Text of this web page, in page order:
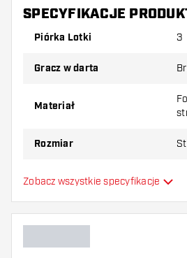
Upewnij się, że masz pod ręką
złamane w wyniku
piórek, aby dowiedzieć się,
SPECYFIKACJE
Piórka Lotki 3
Gracz w darta
Materiał
Rozmiar
Typ
Główny kolor
Zobacz wszystkie specyfikacje